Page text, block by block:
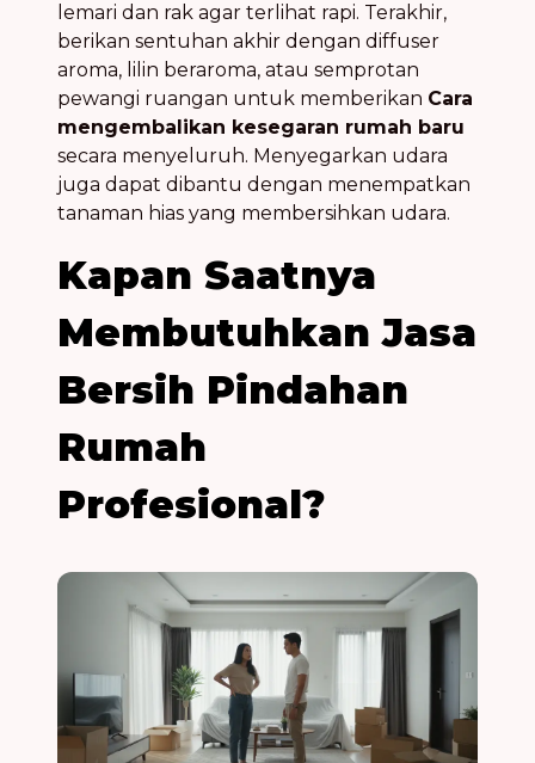
lemari dan rak agar terlihat rapi. Terakhir,
berikan sentuhan akhir dengan diffuser
aroma, lilin beraroma, atau semprotan
pewangi ruangan untuk memberikan Cara
mengembalikan kesegaran rumah baru
secara menyeluruh. Menyegarkan udara
juga dapat dibantu dengan menempatkan
tanaman hias yang membersihkan udara.
Kapan Saatnya
Membutuhkan Jasa
Bersih Pindahan
Rumah
Profesional?